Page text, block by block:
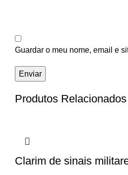
Guardar o meu nome, email e
Produtos Relacionados
Clarim de sinais